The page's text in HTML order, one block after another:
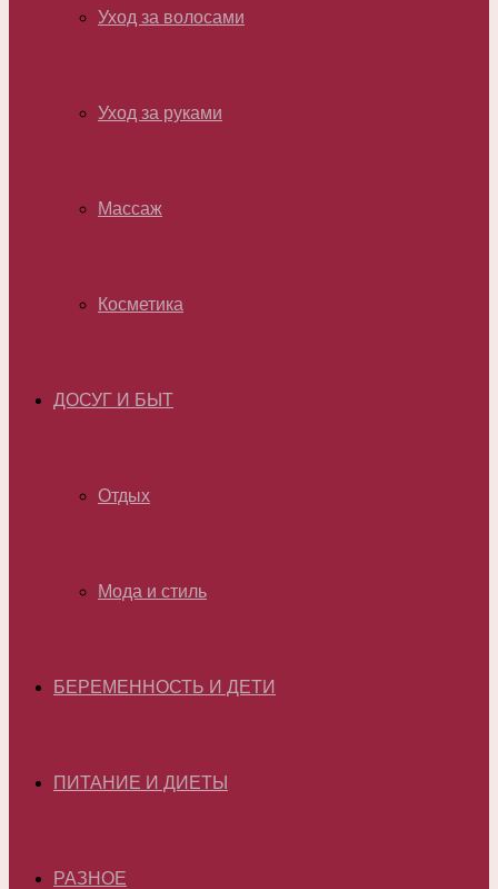
Уход за волосами
Уход за руками
Массаж
Косметика
ДОСУГ И БЫТ
Отдых
Мода и стиль
БЕРЕМЕННОСТЬ И ДЕТИ
ПИТАНИЕ И ДИЕТЫ
РАЗНОЕ